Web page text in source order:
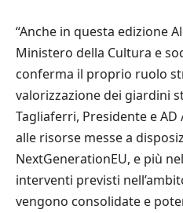
“Anche in questa edizione
Ministero della Cultura e
conferma il proprio ruolo
valorizzazione dei giardini
Tagliaferri, Presidente e AD
alle risorse messe a
NextGenerationEU, e più
interventi previsti
vengono consolidate e